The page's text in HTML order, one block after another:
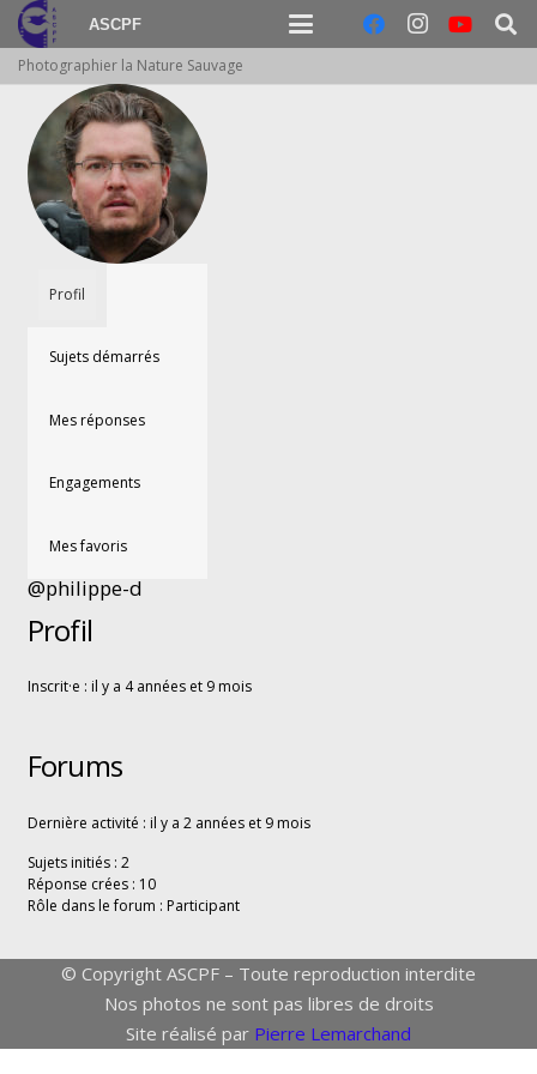
ASCPF
Photographier la Nature Sauvage
Profil
Sujets démarrés
Mes réponses
Engagements
Mes favoris
@philippe-d
Profil
Inscrit·e : il y a 4 années et 9 mois
Forums
Dernière activité : il y a 2 années et 9 mois
Sujets initiés : 2
Réponse crées : 10
Rôle dans le forum : Participant
© Copyright ASCPF – Toute reproduction interdite
Nos photos ne sont pas libres de droits
Site réalisé par Pierre Lemarchand